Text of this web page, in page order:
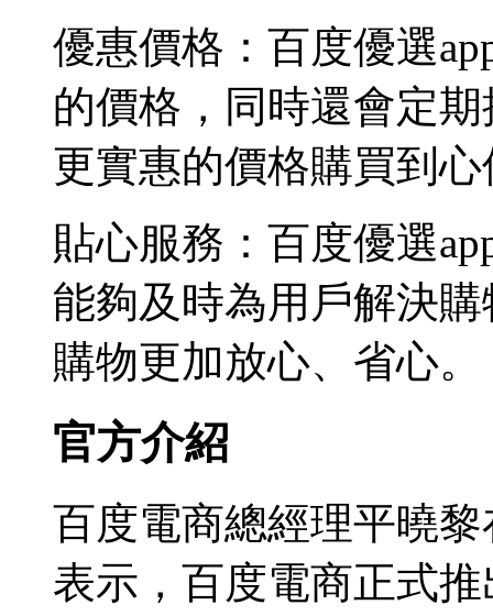
優惠價格：百度優選
的價格，同時還會定
更實惠的價格購買到
貼心服務：百度優選
能夠及時為用戶解決
購物更加放心、省心。
官方介紹
百度電商總經理平曉
表示，百度電商正式